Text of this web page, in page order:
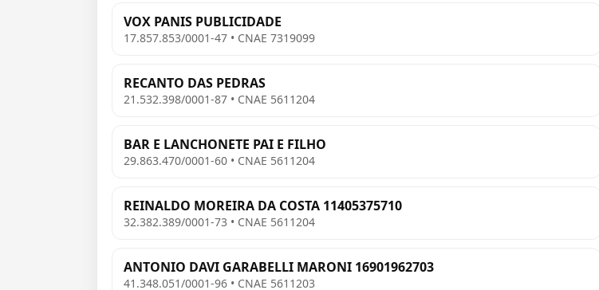
VOX PANIS PUBLICIDADE
17.857.853/0001-47 • CNAE 7319099
RECANTO DAS PEDRAS
21.532.398/0001-87 • CNAE 5611204
BAR E LANCHONETE PAI E FILHO
29.863.470/0001-60 • CNAE 5611204
REINALDO MOREIRA DA COSTA 11405375710
32.382.389/0001-73 • CNAE 5611204
ANTONIO DAVI GARABELLI MARONI 16901962703
41.348.051/0001-96 • CNAE 5611203